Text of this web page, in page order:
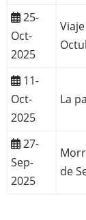
25-
Oct-
2025
11-
Oct-
2025
La
27-
Sep-
2025
de